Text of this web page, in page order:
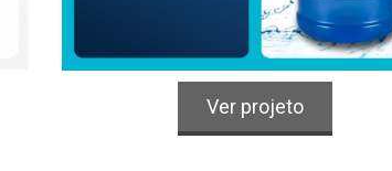
Alimentos & BebidasVer projeto